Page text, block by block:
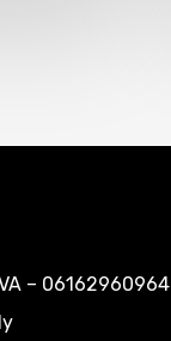
– 06162960964